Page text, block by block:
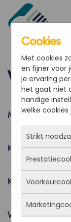
Moet ik dit
Kan een klant
Krijg ik
Waar kan ik
Cookies
Met cookies
en fijner voor
je ervaring
het gaat niet
handige
welke
Strikt
Deze
überhaupt
kunnen
ze alleen
inloggen,
Met deze
bezocht
komen en
kunnen we
Deze